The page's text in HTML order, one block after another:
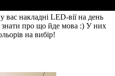
накладні LED-вії на день
знати про що йде мова :) У них
на вибір!